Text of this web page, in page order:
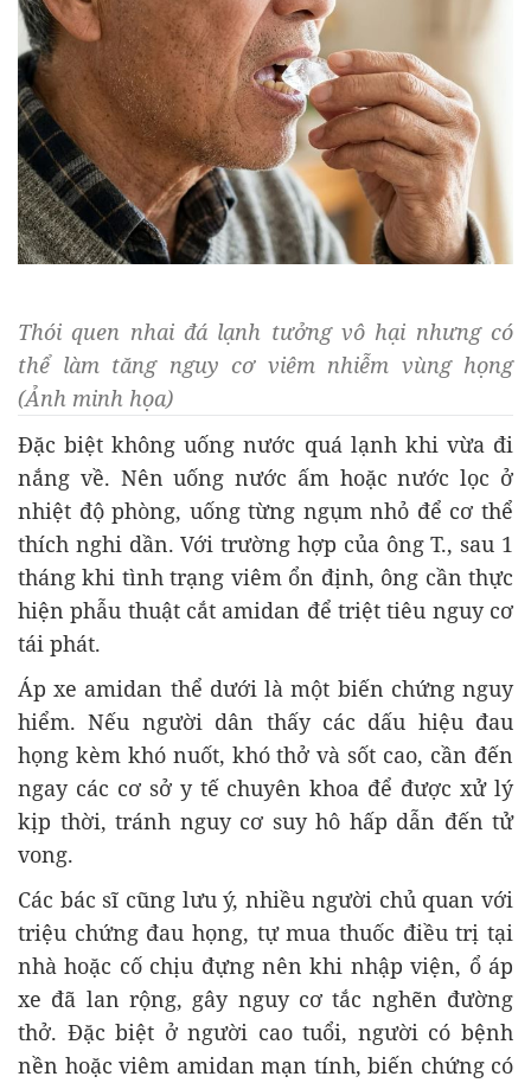
Thói quen nhai đá lạnh tưởng vô hại nhưng có
thể làm tăng nguy cơ viêm nhiễm vùng họng
(Ảnh minh họa)
Đặc biệt không uống nước quá lạnh khi vừa đi
nắng về. Nên uống nước ấm hoặc nước lọc ở
nhiệt độ phòng, uống từng ngụm nhỏ để cơ thể
thích nghi dần. Với trường hợp của ông T., sau 1
tháng khi tình trạng viêm ổn định, ông cần thực
hiện phẫu thuật cắt amidan để triệt tiêu nguy cơ
tái phát.
Áp xe amidan thể dưới là một biến chứng nguy
hiểm. Nếu người dân thấy các dấu hiệu đau
họng kèm khó nuốt, khó thở và sốt cao, cần đến
ngay các cơ sở y tế chuyên khoa để được xử lý
kịp thời, tránh nguy cơ suy hô hấp dẫn đến tử
vong.
Các bác sĩ cũng lưu ý, nhiều người chủ quan với
triệu chứng đau họng, tự mua thuốc điều trị tại
nhà hoặc cố chịu đựng nên khi nhập viện, ổ áp
xe đã lan rộng, gây nguy cơ tắc nghẽn đường
thở. Đặc biệt ở người cao tuổi, người có bệnh
nền hoặc viêm amidan mạn tính, biến chứng có